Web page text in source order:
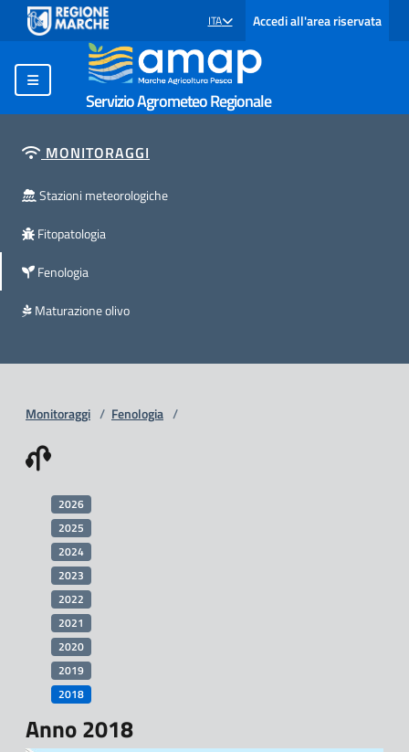
SELEZIONE LINGUA: LINGUA SELEZIONATA
ITA Accedi all'area riservata
Servizio Agrometeo Regionale
MONITORAGGI
Stazioni meteorologiche
Fitopatologia
Fenologia
Maturazione olivo
Monitoraggi / Fenologia /
2026
2025
2024
2023
2022
2021
2020
2019
2018
Anno 2018